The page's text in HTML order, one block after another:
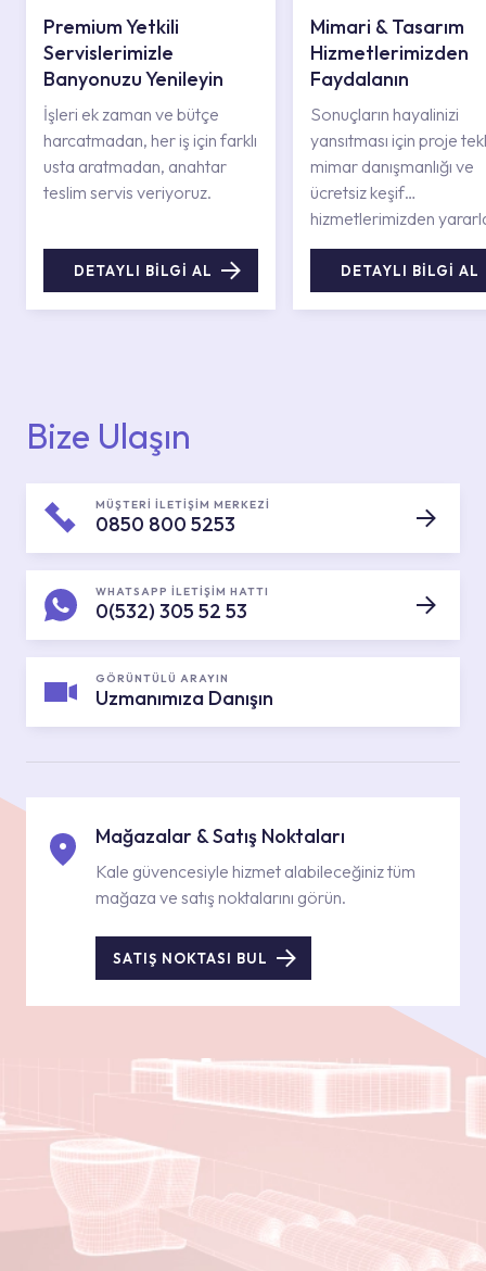
Premium Yetkili
Servislerimizle
Banyonuzu Yenileyin
İşleri ek zaman ve bütçe
harcatmadan, her iş için farklı
usta aratmadan, anahtar
teslim servis veriyoruz.
DETAYLI BİLGİ AL
Mimari & Tasarım
Hizmetlerimizden
Faydalanın
Sonuçların hayalinizi
yansıtması için proje
mimar danışmanlığı ve
ücretsiz keşif
hizmetlerimizden
DETAYLI BİLGİ AL
Bize Ulaşın
MÜŞTERİ İLETİŞİM MERKEZİ
0850 800 5253
WHATSAPP İLETİŞİM HATTI
0(532) 305 52 53
GÖRÜNTÜLÜ ARAYIN
Uzmanımıza Danışın
Mağazalar & Satış Noktaları
Kale güvencesiyle hizmet alabileceğiniz tüm
mağaza ve satış noktalarını görün.
SATIŞ NOKTASI BUL